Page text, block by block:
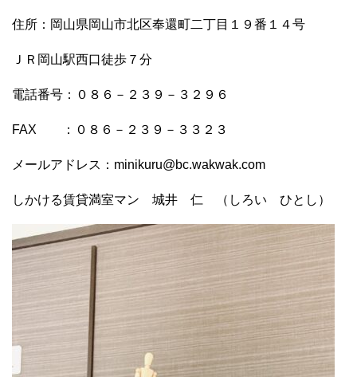
住所：岡山県岡山市北区奉還町二丁目１９番１４号
ＪＲ岡山駅西口徒歩７分
電話番号：０８６－２３９－３２９６
FAX ：０８６－２３９－３３２３
メールアドレス：minikuru@bc.wakwak.com
しかける賃貸満室マン 城井 仁 （しろい ひとし）